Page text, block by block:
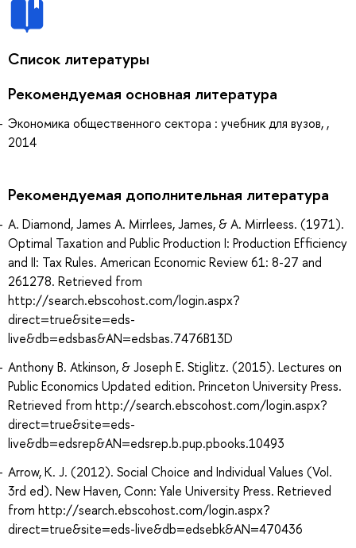
Список литературы
Рекомендуемая основная литература
Экономика общественного сектора : учебник для вузов, ,
2014
Рекомендуемая дополнительная литература
A. Diamond, James A. Mirrlees, James, & A. Mirrleess. (1971).
Optimal Taxation and Public Production I: Production Efficiency
and II: Tax Rules. American Economic Review 61: 8-27 and
261278. Retrieved from
http://search.ebscohost.com/login.aspx?
direct=true&site=eds-
live&db=edsbas&AN=edsbas.7476B13D
Anthony B. Atkinson, & Joseph E. Stiglitz. (2015). Lectures on
Public Economics Updated edition. Princeton University Press.
Retrieved from http://search.ebscohost.com/login.aspx?
direct=true&site=eds-
live&db=edsrep&AN=edsrep.b.pup.pbooks.10493
Arrow, K. J. (2012). Social Choice and Individual Values (Vol.
3rd ed). New Haven, Conn: Yale University Press. Retrieved
from http://search.ebscohost.com/login.aspx?
direct=true&site=eds-live&db=edsebk&AN=470436